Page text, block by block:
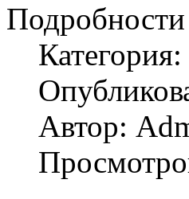
Подробности
Категория:
Автор: